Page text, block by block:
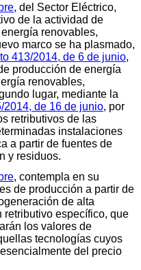
, del Sector Eléctrico,
de la actividad de
renovables,
marco se ha plasmado,
413/2014, de 6 de junio,
producción de energía
renovables,
lugar, mediante la
2014, de 16 de junio, por
retributivos de las
instalaciones
a partir de fuentes de
y residuos.
, contempla en su
de producción a partir de
de alta
específico, que
los valores de
tecnologías cuyos
del precio